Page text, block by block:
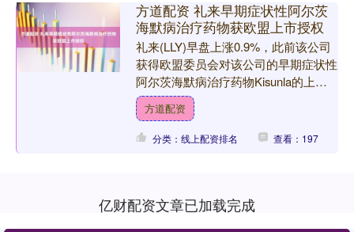
方道配资 礼来早期症状性阿尔茨
海默病治疗药物获欧盟上市授权
礼来(LLY)早盘上涨0.9%，此前该公司
获得欧盟委员会对该公司的早期症状性
阿尔茨海默病治疗药物Kisunla的上市
授权。该批准基于成功的三期临床试
验，使礼来成....
方道配资
分类：线上配资排名 查看：197
亿财配资文章已加载完成